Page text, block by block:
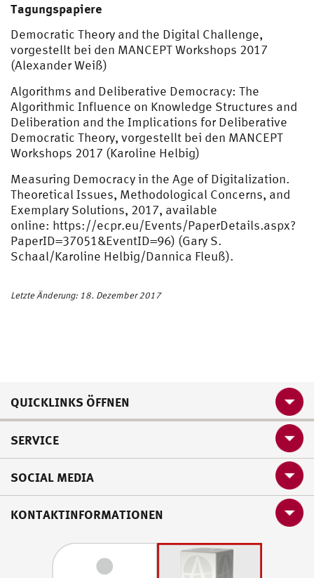
Tagungspapiere
Democratic Theory and the Digital Challenge,
vorgestellt bei den MANCEPT Workshops 2017
(Alexander Weiß)
Algorithms and Deliberative Democracy: The
Algorithmic Influence on Knowledge Structures and
Deliberation and the Implications for Deliberative
Democratic Theory, vorgestellt bei den MANCEPT
Workshops 2017 (Karoline Helbig)
Measuring Democracy in the Age of Digitalization.
Theoretical Issues, Methodological Concerns, and
Exemplary Solutions, 2017, available
online: https://ecpr.eu/Events/PaperDetails.aspx?
PaperID=37051&EventID=96) (Gary S.
Schaal/Karoline Helbig/Dannica Fleuß).
Letzte Änderung: 18. Dezember 2017
QUICKLINKS ÖFFNEN
SERVICE
SOCIAL MEDIA
KONTAKTINFORMATIONEN